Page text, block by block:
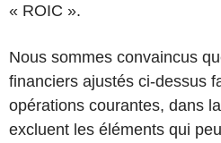
« ROIC ».
Nous sommes convaincus
financiers ajustés ci-dessus
opérations courantes, dans
excluent les éléments qui